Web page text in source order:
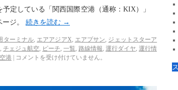
予定している「関西国際空港（通称：KIX）」
ジ。 続きを読む →
ターミナル, エアアジアX, エアプサン, ジェットスターア
, チェジュ航空, ピーチ, 一覧, 路線情報, 運行ダイヤ, 運行情
港 コメントを受け付けていません。